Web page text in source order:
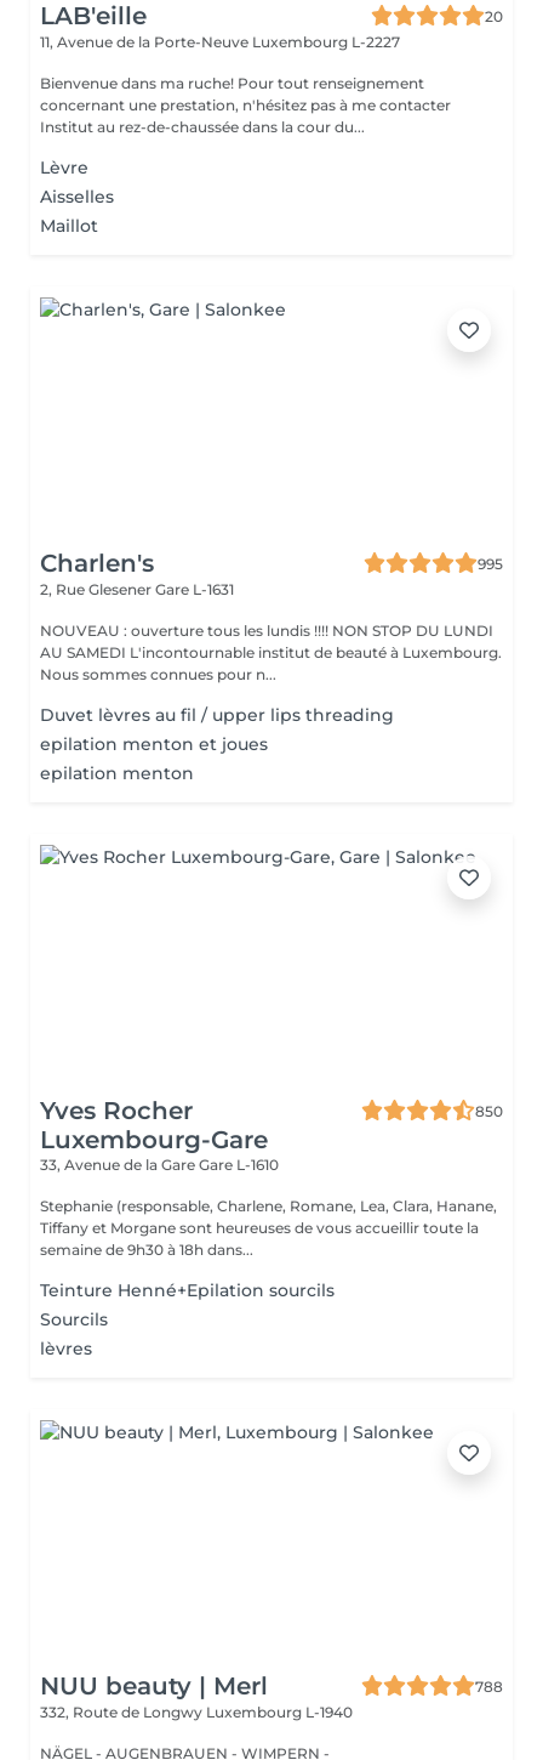
LAB'eille
20
11, Avenue de la Porte-Neuve Luxembourg L-2227
Bienvenue dans ma ruche! Pour tout renseignement
concernant une prestation, n'hésitez pas à me contacter
Institut au rez-de-chaussée dans la cour du...
Lèvre
Aisselles
Maillot
Charlen's
995
2, Rue Glesener Gare L-1631
NOUVEAU : ouverture tous les lundis !!!! NON STOP DU LUNDI
AU SAMEDI L'incontournable institut de beauté à Luxembourg.
Nous sommes connues pour n...
Duvet lèvres au fil / upper lips threading
epilation menton et joues
epilation menton
Yves Rocher
Luxembourg-Gare
850
33, Avenue de la Gare Gare L-1610
Stephanie (responsable, Charlene, Romane, Lea, Clara, Hanane,
Tiffany et Morgane sont heureuses de vous accueillir toute la
semaine de 9h30 à 18h dans...
Teinture Henné+Epilation sourcils
Sourcils
lèvres
NUU beauty | Merl
788
332, Route de Longwy Luxembourg L-1940
NÄGEL - AUGENBRAUEN - WIMPERN -